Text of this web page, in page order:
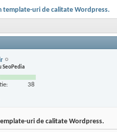
template-uri de calitate Wordpress.
SeoPedia
38
uri de calitate Wordpress.